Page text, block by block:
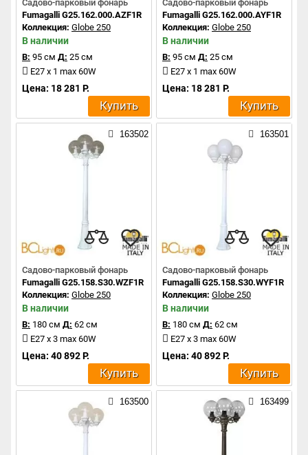
Садово-парковый фонарь
Fumagalli G25.162.000.AZF1R
Коллекция: Globe 250
В наличии
В: 95 см Д: 25 см
E27 x 1 max 60W
Цена: 18 281 Р.
Купить
Садово-парковый фонарь
Fumagalli G25.162.000.AYF1R
Коллекция: Globe 250
В наличии
В: 95 см Д: 25 см
E27 x 1 max 60W
Цена: 18 281 Р.
Купить
163502
Садово-парковый фонарь
Fumagalli G25.158.S30.WZF1R
Коллекция: Globe 250
В наличии
В: 180 см Д: 62 см
E27 x 3 max 60W
Цена: 40 892 Р.
Купить
163501
Садово-парковый фонарь
Fumagalli G25.158.S30.WYF1R
Коллекция: Globe 250
В наличии
В: 180 см Д: 62 см
E27 x 3 max 60W
Цена: 40 892 Р.
Купить
163500 163499